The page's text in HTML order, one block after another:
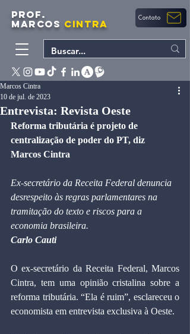
PROF.
MARCOS CINTRA Contato
Entrevista: Revista Oeste
Marcos Cintra
10 de jul. de 2023
Reforma tributária é projeto de
centralização de poder do PT, diz
Marcos Cintra
Ex-secretário da Receita Federal denuncia
desrespeito às regras parlamentares na
tramitação do texto e riscos para a
economia brasileira.
Carlo Cauti
O ex-secretário da Receita Federal, Marcos
Cintra, tem uma opinião cristalina sobre a
reforma tributária. “Ela é ruim”, esclareceu o
economista em entrevista exclusiva à Oeste.